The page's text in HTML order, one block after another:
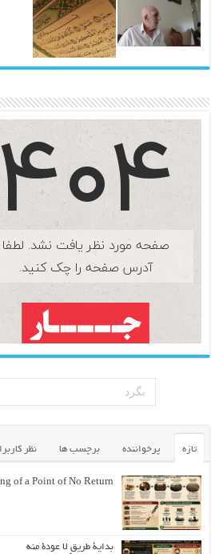
تازه پرخواننده برچسب ها نظر
of a Point of No Return
بداية طريقٍ لا عودة منه